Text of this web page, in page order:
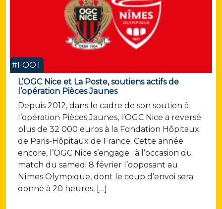
#FOOT
L’OGC Nice et La Poste, soutiens actifs de
l’opération Pièces Jaunes
Depuis 2012, dans le cadre de son soutien à
l’opération Pièces Jaunes, l’OGC Nice a reversé
plus de 32 000 euros à la Fondation Hôpitaux
de Paris-Hôpitaux de France. Cette année
encore, l’OGC Nice s’engage : à l’occasion du
match du samedi 8 février l’opposant au
Nîmes Olympique, dont le coup d’envoi sera
donné à 20 heures, […]